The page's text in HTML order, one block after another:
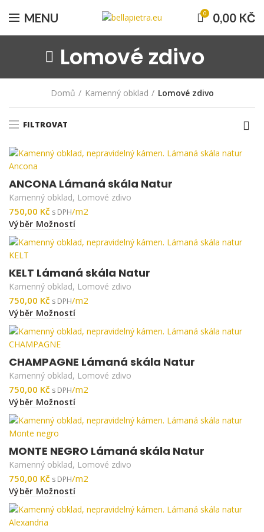
MENU 0 0,00 KČ
Lomové zdivo
Domů Kamenný obklad Lomové zdivo
FILTROVAT
ANCONA Lámaná skála Natur
Kamenný obklad, Lomové zdivo
Kč
Výběr Možností
KELT Lámaná skála Natur
Kamenný obklad, Lomové zdivo
Kč
Výběr Možností
CHAMPAGNE Lámaná skála Natur
Kamenný obklad, Lomové zdivo
Kč
Výběr Možností
MONTE NEGRO Lámaná skála Natur
Kamenný obklad, Lomové zdivo
Kč
Výběr Možností